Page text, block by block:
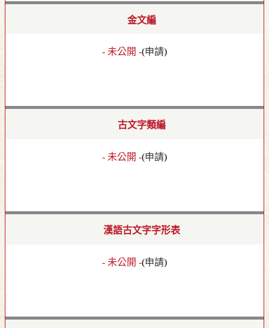
金文編
- 未公開 -(申請)
古文字類編
- 未公開 -(申請)
漢語古文字字形表
- 未公開 -(申請)